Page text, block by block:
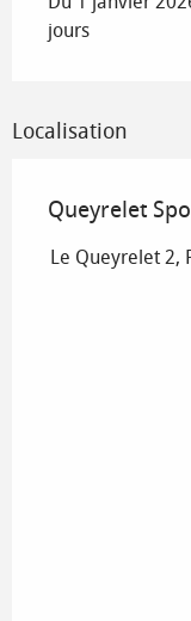
jours
Localisation
Queyrelet
Le Queyrelet 2,